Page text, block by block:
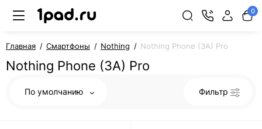
0
Главная Смартфоны Nothing Nothing Phone (3A) Pro
Nothing Phone (3A) Pro
По умолчанию Фильтр